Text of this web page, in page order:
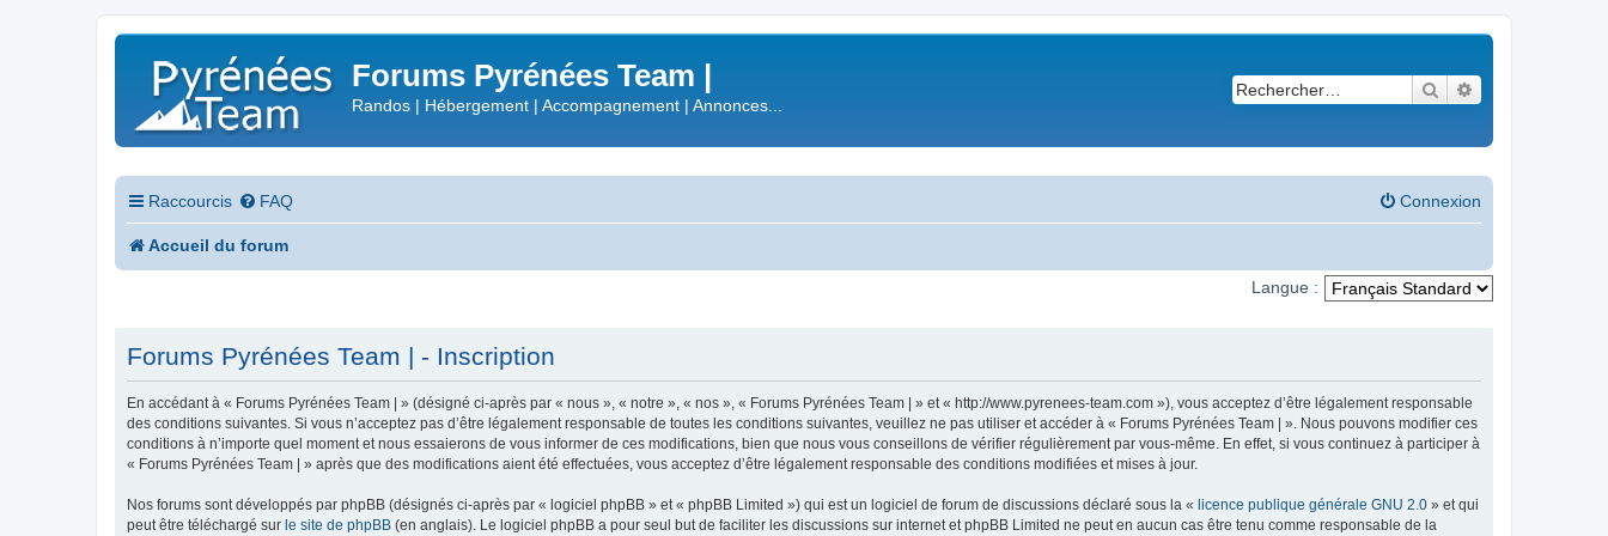
Forums Pyrénées Team |
Randos | Hébergement | Accompagnement | Annonces...
Rechercher
Raccourcis FAQ Connexion
Accueil du forum
Langue :
Forums Pyrénées Team | - Inscription
En accédant à « Forums Pyrénées Team | » (désigné ci-après par « nous », « notre », « nos », « Forums Pyrénées Team | » et « http://www.pyrenees-team.com »), vous acceptez d’être légalement responsable
des conditions suivantes. Si vous n’acceptez pas d’être légalement responsable de toutes les conditions suivantes, veuillez ne pas utiliser et accéder à « Forums Pyrénées Team | ». Nous pouvons modifier ces
conditions à n’importe quel moment et nous essaierons de vous informer de ces modifications, bien que nous vous conseillons de vérifier régulièrement par vous-même. En effet, si vous continuez à participer à
« Forums Pyrénées Team | » après que des modifications aient été effectuées, vous acceptez d’être légalement responsable des conditions modifiées et mises à jour.
Nos forums sont développés par phpBB (désignés ci-après par « logiciel phpBB » et « phpBB Limited ») qui est un logiciel de forum de discussions déclaré sous la « licence publique générale GNU 2.0 » et qui
peut être téléchargé sur le site de phpBB (en anglais). Le logiciel phpBB a pour seul but de faciliter les discussions sur internet et phpBB Limited ne peut en aucun cas être tenu comme responsable de la